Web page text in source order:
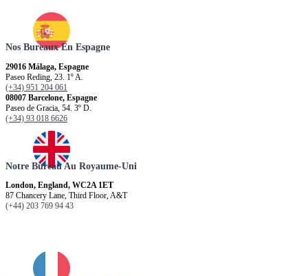
Nos Bureaux En Espagne
29016 Málaga, Espagne
Paseo Reding, 23. 1º A.
(+34) 951 204 061
08007 Barcelone, Espagne
Paseo de Gracia, 54. 3º D.
(+34) 93 018 6626
Notre Bureau Au Royaume-Uni
London, England, WC2A 1ET
87 Chancery Lane, Third Floor, A&T
(+44) 203 769 94 43